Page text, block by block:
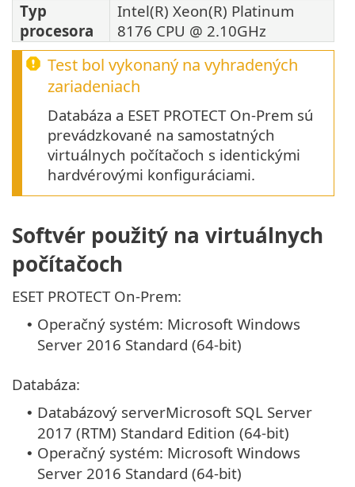
Typ
procesora
Intel(R) Xeon(R) Platinum
8176 CPU @ 2.10GHz
Test bol vykonaný na vyhradených
zariadeniach
Databáza a ESET PROTECT On-Prem sú
prevádzkované na samostatných
virtuálnych počítačoch s identickými
hardvérovými konfiguráciami.
Softvér použitý na virtuálnych
počítačoch
ESET PROTECT On-Prem:
• Operačný systém: Microsoft Windows
Server 2016 Standard (64-bit)
Databáza:
• Databázový serverMicrosoft SQL Server
2017 (RTM) Standard Edition (64-bit)
• Operačný systém: Microsoft Windows
Server 2016 Standard (64-bit)